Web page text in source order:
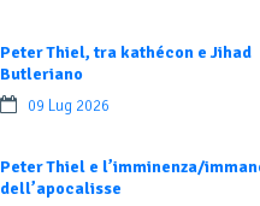
Peter Thiel, tra kathécon e Jihad
Butleriano
09 Lug 2026
Peter Thiel e l’imminenza/
dell’apocalisse